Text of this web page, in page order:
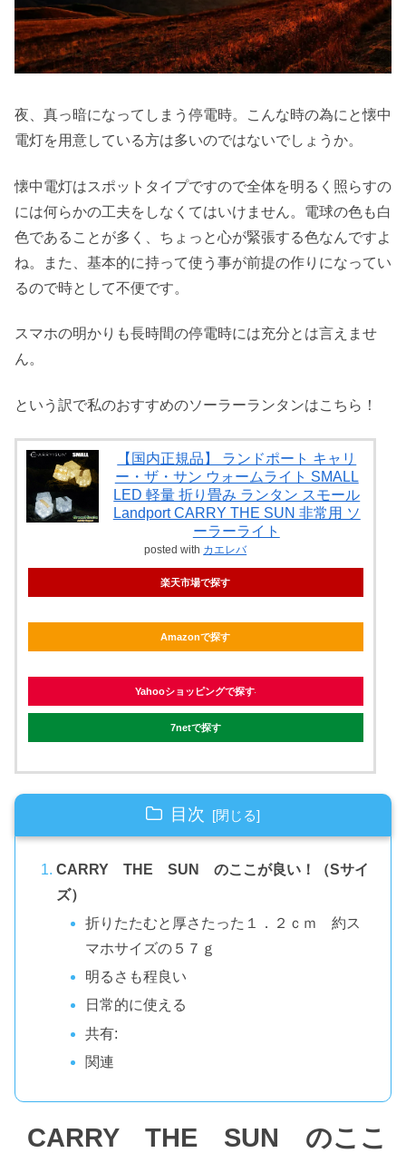
夜、真っ暗になってしまう停電時。こんな時の為にと懐中
電灯を用意している方は多いのではないでしょうか。
懐中電灯はスポットタイプですので全体を明るく照らすの
には何らかの工夫をしなくてはいけません。電球の色も白
色であることが多く、ちょっと心が緊張する色なんですよ
ね。また、基本的に持って使う事が前提の作りになってい
るので時として不便です。
スマホの明かりも長時間の停電時には充分とは言えませ
ん。
という訳で私のおすすめのソーラーランタンはこちら！
【国内正規品】 ランドポート キャリ
ー・ザ・サン ウォームライト SMALL
LED 軽量 折り畳み ランタン スモール
Landport CARRY THE SUN 非常用 ソ
ーラーライト
posted with カエレバ
楽天市場で探す
Amazonで探す
Yahooショッピングで探す
7netで探す
目次
CARRY THE SUN のここが良い！（Sサイ
ズ）
折りたたむと厚さたった１．２ｃｍ 約ス
マホサイズの５７ｇ
明るさも程良い
日常的に使える
共有:
関連
CARRY THE SUN のここ